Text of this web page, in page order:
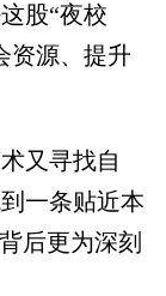
股“夜校
资源、提升
又寻找自
一条贴近本
后更为深刻